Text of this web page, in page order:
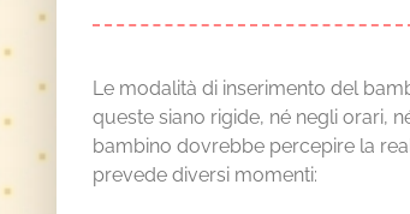
Le modalità di inserimento del
queste siano rigide, né negli orari,
bambino dovrebbe percepire la
prevede diversi momenti: